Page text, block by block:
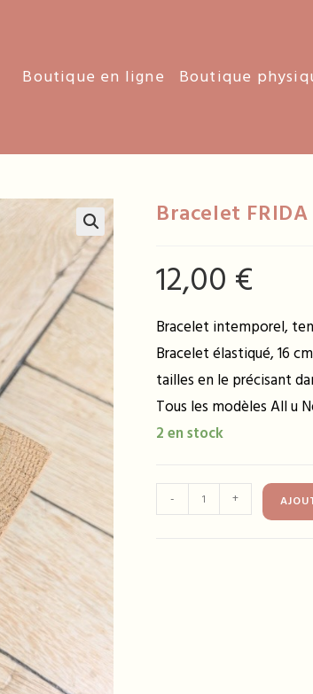
Boutique en ligne Boutique
Bracelet
12,00 €
Bracelet intemporel,
Bracelet élastiqué, 16
tailles en le précisant
Tous les modèles All u
2 en stock
de
- +